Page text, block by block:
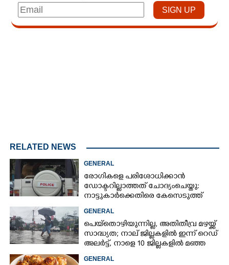
RELATED NEWS
GENERAL
രോഗികളെ പരിശോധിക്കാൻ
ഡോക്ടറില്ലാത്തത് ചോദ്യംചെയ്തു:
നാട്ടുകാർക്കെതിരെ കേസെടുത്ത്
പൊലീസ്
GENERAL
പെയ്തൊഴിയുന്നില്ല, അതിതീവ്ര മഴയ്ക്ക്
സാദ്ധ്യത;​ നാല് ജില്ലകളിൽ ഇന്ന് റെഡ്
അലർട്ട്,​ നാളെ 10 ജില്ലകളിൽ മഞ്ഞ
അലർട്ട്
GENERAL